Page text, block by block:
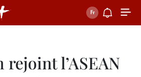
rejoint l’ASEAN